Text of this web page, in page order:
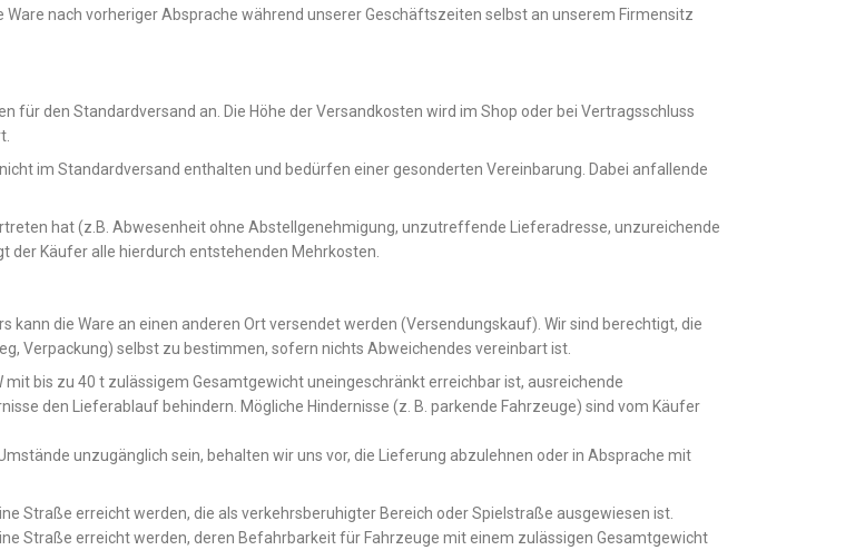
nach vorheriger Absprache während unserer Geschäftszeiten selbst an unserem Firmensitz
für den Standardversand an. Die Höhe der Versandkosten wird im Shop oder bei Vertragsschluss
im Standardversand enthalten und bedürfen einer gesonderten Vereinbarung. Dabei anfallende
hat (z.B. Abwesenheit ohne Abstellgenehmigung, unzutreffende Lieferadresse, unzureichende
Käufer alle hierdurch entstehenden Mehrkosten.
kann die Ware an einen anderen Ort versendet werden (Versendungskauf). Wir sind berechtigt, die
Verpackung) selbst zu bestimmen, sofern nichts Abweichendes vereinbart ist.
bis zu 40 t zulässigem Gesamtgewicht uneingeschränkt erreichbar ist, ausreichende
den Lieferablauf behindern. Mögliche Hindernisse (z. B. parkende Fahrzeuge) sind vom Käufer
unzugänglich sein, behalten wir uns vor, die Lieferung abzulehnen oder in Absprache mit
Straße erreicht werden, die als verkehrsberuhigter Bereich oder Spielstraße ausgewiesen ist.
Straße erreicht werden, deren Befahrbarkeit für Fahrzeuge mit einem zulässigen Gesamtgewicht